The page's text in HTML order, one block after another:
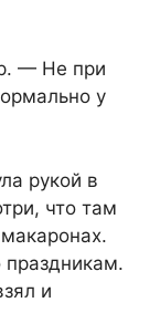
— Не при
у
рукой в
что там
и